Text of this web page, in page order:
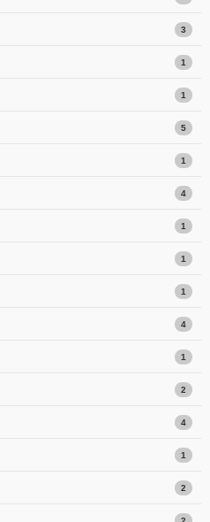
3
1
1
5
1
4
1
1
1
4
1
2
4
1
2